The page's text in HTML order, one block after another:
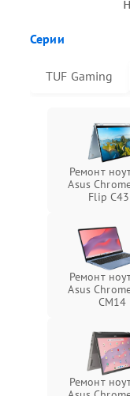
Серии
TUF Gaming
Ремонт
Asus
Flip
Ремонт
Asus
CM14
Ремонт